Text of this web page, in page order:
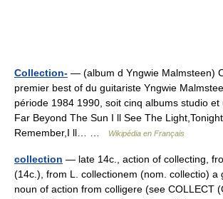
Collection- — (album d Yngwie Malmsteen)
premier best of du guitariste Yngwie
période 1984 1990, soit cinq albums studio et
Far Beyond The Sun I ll See The
Remember,I ll… …
Wikipédia en Français
collection — late 14c., action of collecting,
(14c.), from L. collectionem (nom. collectio) a
noun of action from colligere (see COLLECT